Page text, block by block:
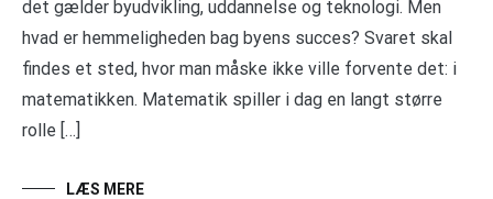
det gælder byudvikling, uddannelse og teknologi. Men
hvad er hemmeligheden bag byens succes? Svaret skal
findes et sted, hvor man måske ikke ville forvente det: i
matematikken. Matematik spiller i dag en langt større
rolle […]
LÆS MERE